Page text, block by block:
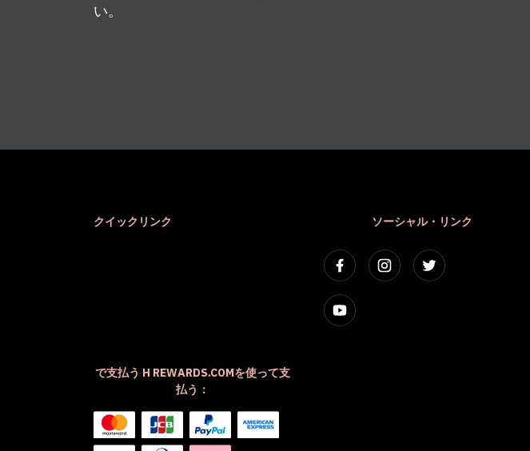
い。
クイックリンク ソーシャル・リンク
で支払う H REWARDS.COMを使って支
払う：